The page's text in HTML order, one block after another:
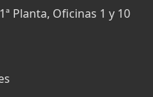
Planta, Oficinas 1 y 10